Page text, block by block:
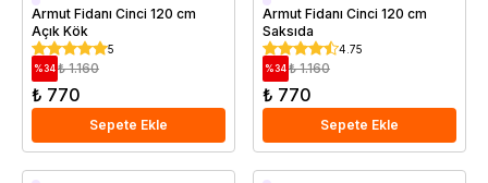
Aşılı
Geççi
Armut Fidanı Cinci 120 cm
Açık Kök
5
%34 ₺ 1.160
₺ 770
Sepete Ekle
Aşılı
Geççi
Saksıda
Armut Fidanı Cinci 120 cm
Saksıda
4.75
%34 ₺ 1.160
₺ 770
Sepete Ekle